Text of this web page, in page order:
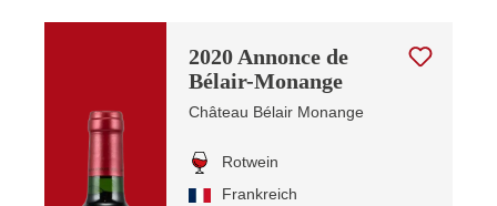
2020 Annonce de
Bélair-Monange
Château Bélair Monange
Rotwein
Frankreich